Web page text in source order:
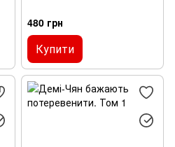
480 грн
Купити